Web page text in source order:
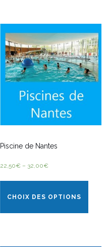
Piscine de Nantes
22,50€ – 32,00€
CHOIX DES OPTIONS